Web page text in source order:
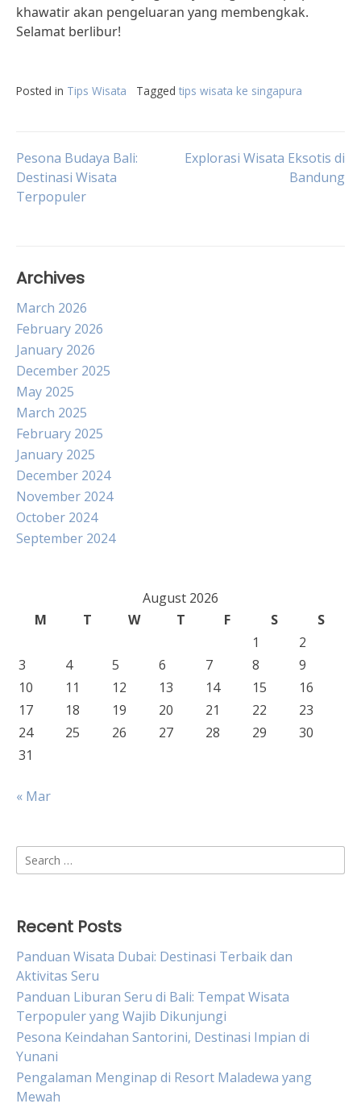
khawatir akan pengeluaran yang membengkak.
Selamat berlibur!
Posted in Tips Wisata Tagged tips wisata ke singapura
Post
navigation
Pesona Budaya Bali:
Destinasi Wisata
Terpopuler
Explorasi Wisata Eksotis di
Bandung
Archives
March 2026
February 2026
January 2026
December 2025
May 2025
March 2025
February 2025
January 2025
December 2024
November 2024
October 2024
September 2024
August 2026
M
T W T F S
S
1
2
3
4 5 6 7 8
9
10
11 12 13 14 15
16
17
18 19 20 21 22
23
24
25 26 27 28 29
30
31
« Mar
Search
for:
Recent Posts
Panduan Wisata Dubai: Destinasi Terbaik dan
Aktivitas Seru
Panduan Liburan Seru di Bali: Tempat Wisata
Terpopuler yang Wajib Dikunjungi
Pesona Keindahan Santorini, Destinasi Impian di
Yunani
Pengalaman Menginap di Resort Maladewa yang
Mewah